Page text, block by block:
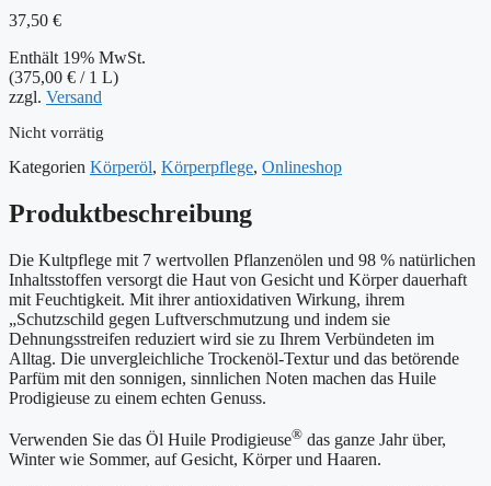
37,50 €
Enthält 19% MwSt.
(375,00 € / 1 L)
zzgl. Versand
Nicht vorrätig
Kategorien Körperöl, Körperpflege, Onlineshop
Produktbeschreibung
Die Kultpflege mit 7 wertvollen Pflanzenölen und 98 % natürlichen
Inhaltsstoffen versorgt die Haut von Gesicht und Körper dauerhaft
mit Feuchtigkeit. Mit ihrer antioxidativen Wirkung, ihrem
„Schutzschild gegen Luftverschmutzung und indem sie
Dehnungsstreifen reduziert wird sie zu Ihrem Verbündeten im
Alltag. Die unvergleichliche Trockenöl-Textur und das betörende
Parfüm mit den sonnigen, sinnlichen Noten machen das Huile
Prodigieuse zu einem echten Genuss.
Verwenden Sie das Öl Huile Prodigieuse® das ganze Jahr über,
Winter wie Sommer, auf Gesicht, Körper und Haaren.